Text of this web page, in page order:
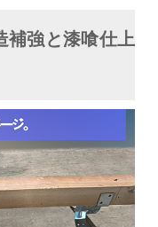
補強と漆喰仕上